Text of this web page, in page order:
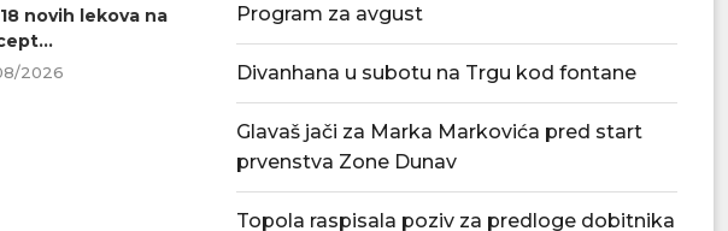
novih lekova na
2026
Povećan rizik od požara – apel
građanima da...
06/08/2026
Program za avgust
Divanhana u subotu na Trgu kod fontane
Glavaš jači za Marka Markovića pred start
prvenstva Zone Dunav
Topola raspisala poziv za predloge dobitnika